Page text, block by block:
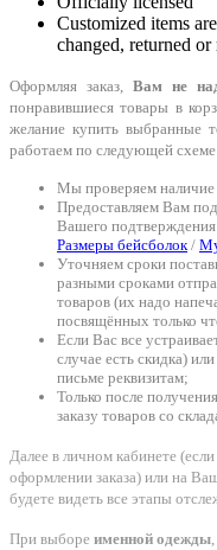
Customized items
changed, returned
Оформляя заказ,Вам не
понравившиеся товары в
желание купить выбранные
работаем по следующей
Мы проверяем наличие
Предоставляем Вам
Вашего
Размеры бейсболок/
Уточняем сроки
разными сроками
товаров (их надо
посвящённых только
Если Вас все
случае есть скидка)
письме реквизитам;
Только после
заказу товаров со
Далее в личном кабинете
оформлении заказа) или на
будете видеть все этапы
При выборе именной одежды